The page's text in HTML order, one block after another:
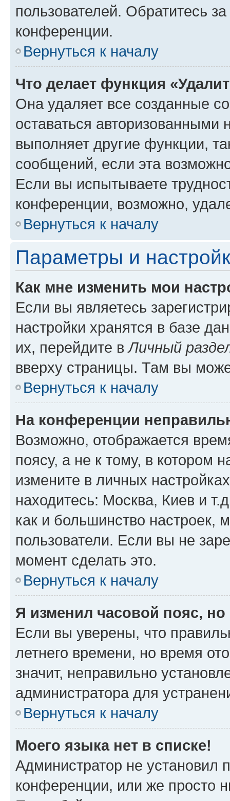
пользователей. Обратитесь
конференции.
Вернуться к началу
Что делает функция
Она удаляет все созданные
оставаться авторизованными
выполняет другие функции,
сообщений, если эта
Если вы испытываете
конференции, возможно,
Вернуться к началу
Параметры и
Как мне изменить мои
Если вы являетесь
настройки хранятся в базе
их, перейдите вЛичный
вверху страницы. Там вы
Вернуться к началу
На конференции
Возможно, отображается
поясу, а не к тому, в котором
измените в личных
находитесь: Москва, Киев и
как и большинство настроек,
пользователи. Если вы не
момент сделать это.
Вернуться к началу
Я изменил часовой пояс,
Если вы уверены, что
летнего времени, но время
значит, неправильно
администратора для
Вернуться к началу
Моего языка нет в списке!
Администратор не установил
конференции, или же просто